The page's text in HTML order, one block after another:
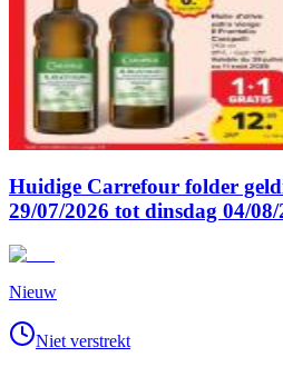
Huidige Carrefour folder
29/07/2026 tot dinsdag 04/08/
Nieuw
Niet verstrekt